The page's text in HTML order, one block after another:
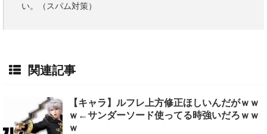
い。（スパム対策）
関連記事
【キャラ】ルフレ上方修正ほしいんだがｗｗ
ｗ←サンダーソード使ってる時強いだろｗｗ
ｗ